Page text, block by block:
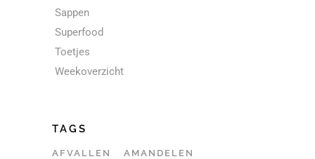
Sappen
Superfood
Toetjes
Weekoverzicht
TAGS
AFVALLEN AMANDELEN